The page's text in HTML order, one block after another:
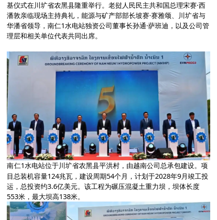
基仪式在川圹省农黑县隆重举行。老挝人民民主共和国总理宋赛·西
潘敦亲临现场主持典礼，能源与矿产部部长坡赛·赛雅颂、川圹省与
华潘省领导，南仁1水电站独资公司董事长孙通·萨班迪，以及公司管
理层和相关单位代表共同出席。
南仁1水电站位于川圹省农黑县平洪村，由越南公司总承包建设。项
目总装机容量124兆瓦，建设周期54个月，计划于2028年9月竣工投
运，总投资约3.6亿美元。该工程为碾压混凝土重力坝，坝体长度
553米，最大坝高138米。